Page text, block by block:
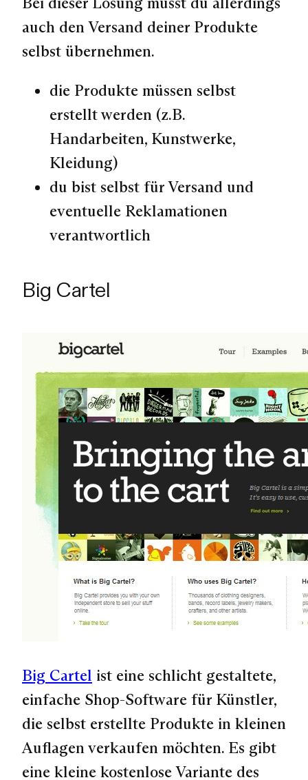
auch den Versand deiner Produkte
selbst übernehmen.
die Produkte müssen selbst
erstellt werden (z.B.
Handarbeiten, Kunstwerke,
Kleidung)
du bist selbst für Versand und
eventuelle Reklamationen
verantwortlich
Big Cartel
Big Cartel ist eine schlicht gestaltete,
einfache Shop-Software für Künstler,
die selbst erstellte Produkte in kleinen
Auflagen verkaufen möchten. Es gibt
eine kleine kostenlose Variante des